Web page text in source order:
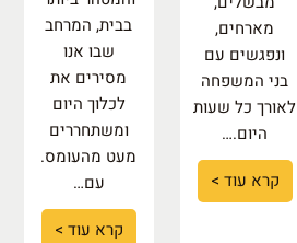
מארחים,
ונפגשים עם
בני המשפחה
לאורך כל שעות
היום.…
קרא עוד >
בבית, המרחב
שבו אנו
מסירים את
לכלוך היום
ומשתחררים
מעט מהעומס.
עם…
קרא עוד >